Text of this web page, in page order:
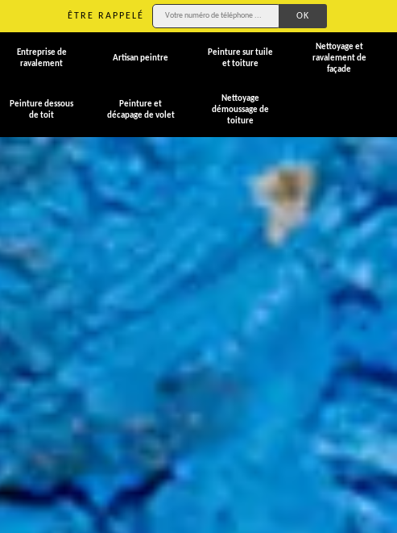
ÊTRE RAPPELÉ
Entreprise de
ravalement
Artisan peintre
Peinture sur tuile
et toiture
Nettoyage et
ravalement de
façade
Peinture dessous
de toit
Peinture et
décapage de volet
Nettoyage
démoussage de
toiture